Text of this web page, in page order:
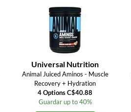
Universal Nutrition
Animal Juiced Aminos - Muscle
Recovery + Hydration
4 Options C$40.88
Guardar up to 40%